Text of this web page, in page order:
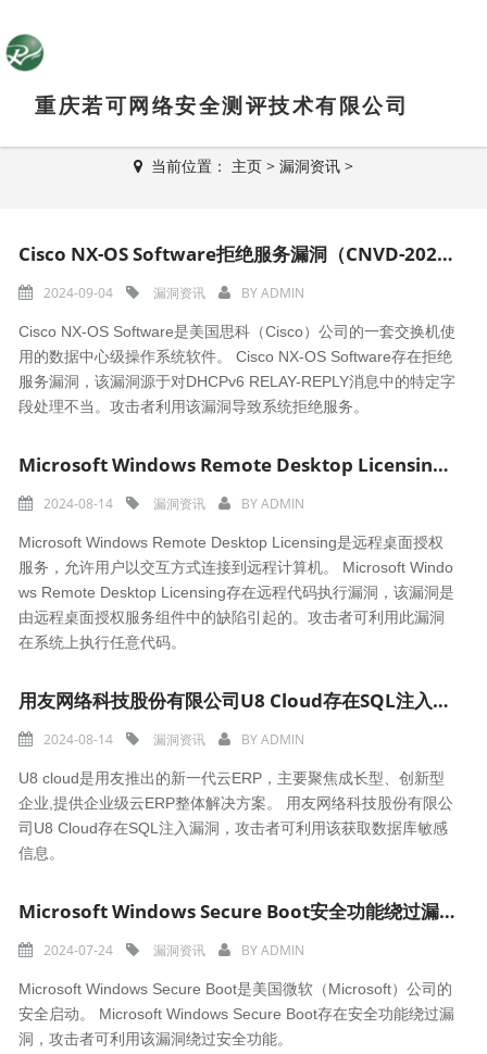
重庆若可网络安全测评技术有限公司
当前位置： 主页> 漏洞资讯>
Cisco NX-OS Software拒绝服务漏洞（CNVD-2024-37698）
2024-09-04 漏洞资讯 BYADMIN
Cisco NX-OS Software是美国思科（Cisco）公司的一套交换机使
用的数据中心级操作系统软件。 Cisco NX-OS Software存在拒绝
服务漏洞，该漏洞源于对DHCPv6 RELAY-REPLY消息中的特定字
段处理不当。攻击者利用该漏洞导致系统拒绝服务。
Microsoft Windows Remote Desktop Licensing远程代码执行漏洞（CNVD-2024-34918）
2024-08-14 漏洞资讯 BYADMIN
Microsoft Windows Remote Desktop Licensing是远程桌面授权
服务，允许用户以交互方式连接到远程计算机。 Microsoft Windo
ws Remote Desktop Licensing存在远程代码执行漏洞，该漏洞是
由远程桌面授权服务组件中的缺陷引起的。攻击者可利用此漏洞
在系统上执行任意代码。
用友网络科技股份有限公司U8 Cloud存在SQL注入漏洞（CNVD-2024-33023）
2024-08-14 漏洞资讯 BYADMIN
U8 cloud是用友推出的新一代云ERP，主要聚焦成长型、创新型
企业,提供企业级云ERP整体解决方案。 用友网络科技股份有限公
司U8 Cloud存在SQL注入漏洞，攻击者可利用该获取数据库敏感
信息。
Microsoft Windows Secure Boot安全功能绕过漏洞（CNVD-2024-32551）
2024-07-24 漏洞资讯 BYADMIN
Microsoft Windows Secure Boot是美国微软（Microsoft）公司的
安全启动。 Microsoft Windows Secure Boot存在安全功能绕过漏
洞，攻击者可利用该漏洞绕过安全功能。